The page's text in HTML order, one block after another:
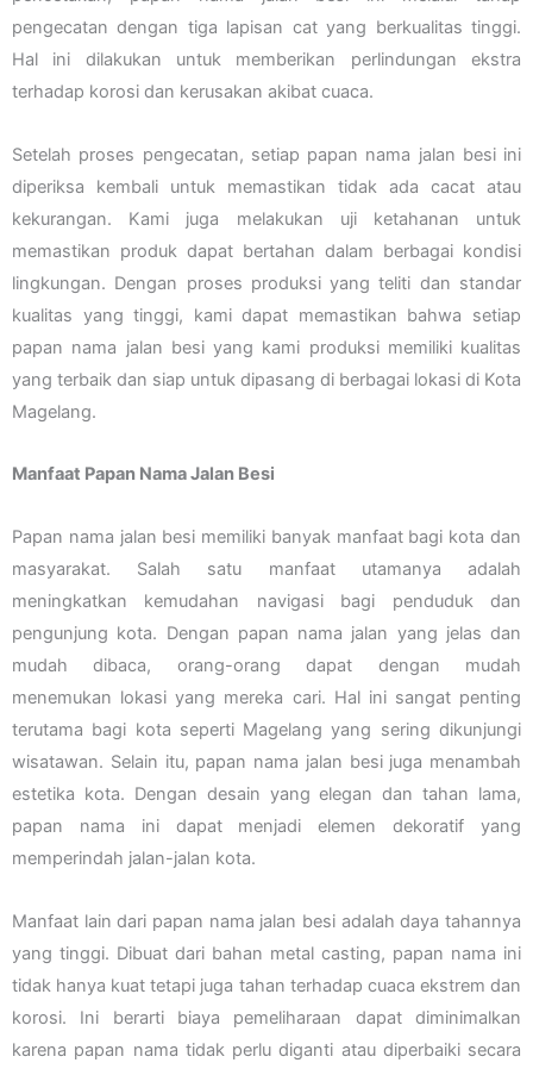
pengecatan dengan tiga lapisan cat yang berkualitas tinggi.
Hal ini dilakukan untuk memberikan perlindungan ekstra
terhadap korosi dan kerusakan akibat cuaca.
Setelah proses pengecatan, setiap papan nama jalan besi ini
diperiksa kembali untuk memastikan tidak ada cacat atau
kekurangan. Kami juga melakukan uji ketahanan untuk
memastikan produk dapat bertahan dalam berbagai kondisi
lingkungan. Dengan proses produksi yang teliti dan standar
kualitas yang tinggi, kami dapat memastikan bahwa setiap
papan nama jalan besi yang kami produksi memiliki kualitas
yang terbaik dan siap untuk dipasang di berbagai lokasi di Kota
Magelang.
Manfaat Papan Nama Jalan Besi
Papan nama jalan besi memiliki banyak manfaat bagi kota dan
masyarakat. Salah satu manfaat utamanya adalah
meningkatkan kemudahan navigasi bagi penduduk dan
pengunjung kota. Dengan papan nama jalan yang jelas dan
mudah dibaca, orang-orang dapat dengan mudah
menemukan lokasi yang mereka cari. Hal ini sangat penting
terutama bagi kota seperti Magelang yang sering dikunjungi
wisatawan. Selain itu, papan nama jalan besi juga menambah
estetika kota. Dengan desain yang elegan dan tahan lama,
papan nama ini dapat menjadi elemen dekoratif yang
memperindah jalan-jalan kota.
Manfaat lain dari papan nama jalan besi adalah daya tahannya
yang tinggi. Dibuat dari bahan metal casting, papan nama ini
tidak hanya kuat tetapi juga tahan terhadap cuaca ekstrem dan
korosi. Ini berarti biaya pemeliharaan dapat diminimalkan
karena papan nama tidak perlu diganti atau diperbaiki secara